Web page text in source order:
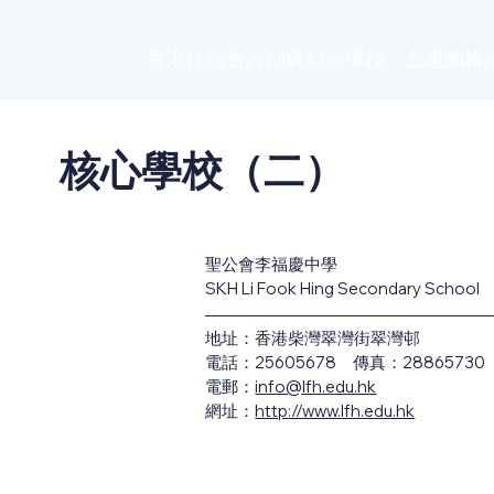
核心學校（二）
聖公會李福慶中學
SKH Li Fook Hing Secondary School
地址：香港柴灣翠灣街翠灣邨
電話：25605678 傳真：28865730
電郵：info@lfh.edu.hk
網址：http://www.lfh.edu.hk